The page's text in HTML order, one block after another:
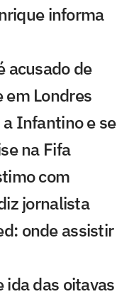
informa
acusado de
em Londres
Infantino e se
na Fifa
com
jornalista
onde assistir
ida das oitavas